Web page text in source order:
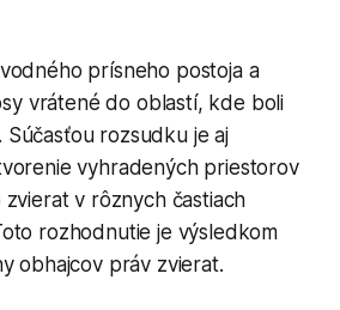
prísneho postoja a
vrátené do oblastí, kde boli
rozsudku je aj
vyhradených priestorov
v rôznych častiach
rozhodnutie je výsledkom
obhajcov práv zvierat.